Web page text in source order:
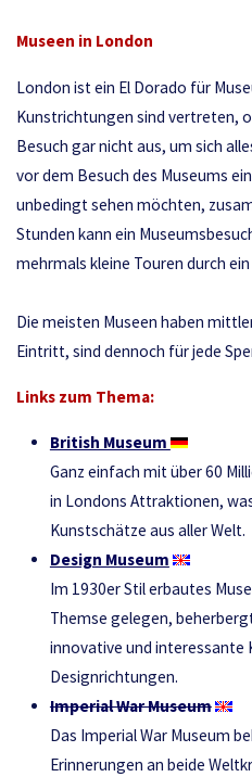
Museen in London
London ist ein El Dorado für
Kunstrichtungen sind vertreten,
Besuch gar nicht aus, um sich
vor dem Besuch des Museums
unbedingt sehen möchten,
Stunden kann ein
mehrmals kleine Touren durch
Die meisten Museen haben
Eintritt, sind dennoch für jede
Links zum Thema:
British Museum
Ganz einfach mit über 60
in Londons Attraktionen,
Kunstschätze aus aller Welt.
Design Museum
Im 1930er Stil erbautes
Themse gelegen,
innovative und interessante
Designrichtungen.
Imperial War Museum
Das Imperial War Museum
Erinnerungen an beide